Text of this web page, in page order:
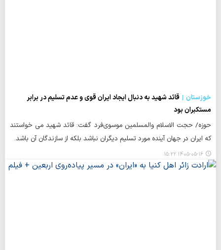
خوزستان
قائد شهید به دنبال ایجاد ایران قوی و عدم تسلیم در برابر
مستکبران بود
حوزه/ حجت الاسلام والمسلمین موسوی‌فرد گفت: قائد شهید می خواستند
که ایران در جهان آینده مورد تسلیم دیگران نباشد بلکه از سازندگان آن باشد.
۱۴۰۵-۰۵-۱۶ ۱۵:۲۲